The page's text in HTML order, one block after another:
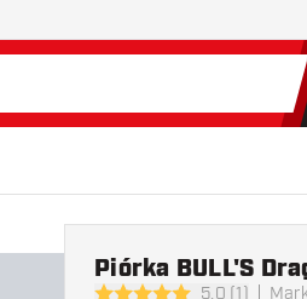
5.0 (1)
Piórka BULL'S